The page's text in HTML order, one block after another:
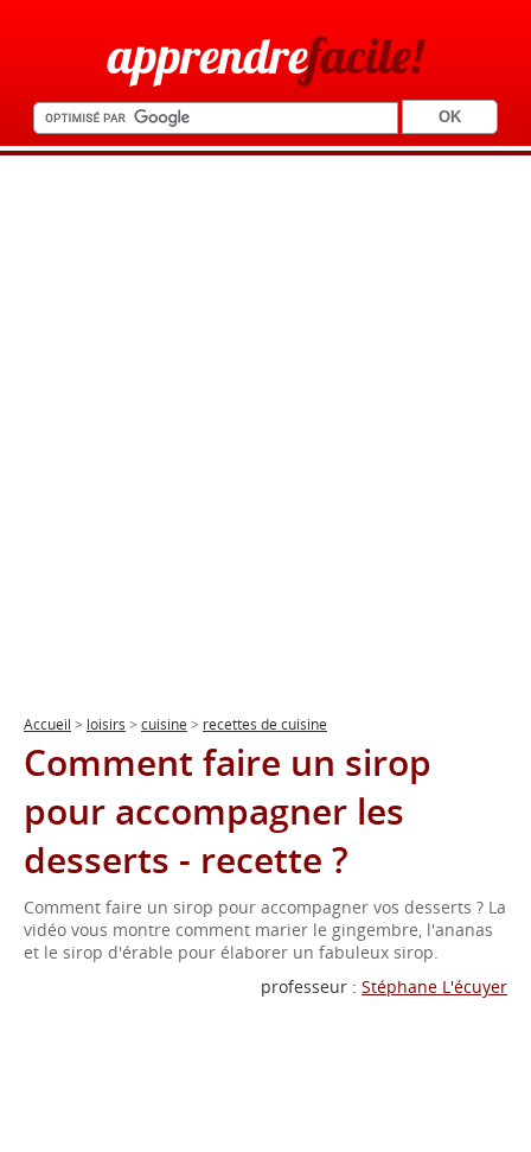
apprendrefacile!
Accueil > loisirs > cuisine > recettes de cuisine
Comment faire un sirop
pour accompagner les
desserts - recette ?
Comment faire un sirop pour accompagner vos desserts ? La
vidéo vous montre comment marier le gingembre, l'ananas
et le sirop d'érable pour élaborer un fabuleux sirop.
professeur : Stéphane L'écuyer